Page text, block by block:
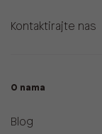
Kontaktirajte nas
O nama
Blog